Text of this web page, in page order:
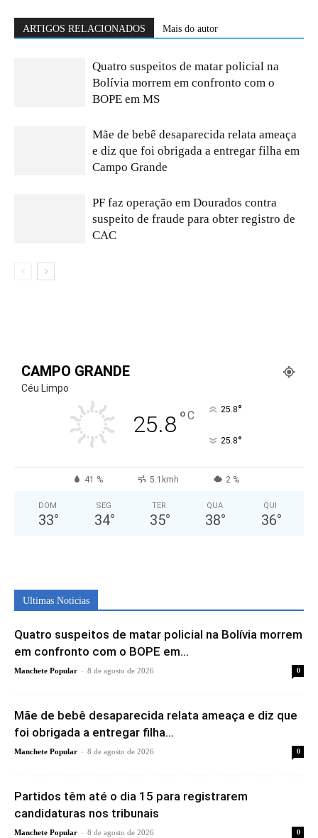
ARTIGOS RELACIONADOS Mais do autor
Quatro suspeitos de matar policial na
Bolívia morrem em confronto com o
BOPE em MS
Mãe de bebê desaparecida relata ameaça
e diz que foi obrigada a entregar filha em
Campo Grande
PF faz operação em Dourados contra
suspeito de fraude para obter registro de
CAC
CAMPO GRANDE
Céu Limpo
25.8°C 25.8°
25.8°
41 % 5.1kmh 2 %
DOM
33°
SEG
34°
TER
35°
QUA
38°
QUI
36°
Ultimas Noticias
Quatro suspeitos de matar policial na Bolívia morrem
em confronto com o BOPE em...
Manchete Popular - 8 de agosto de 2026 0
Mãe de bebê desaparecida relata ameaça e diz que
foi obrigada a entregar filha...
Manchete Popular - 8 de agosto de 2026 0
Partidos têm até o dia 15 para registrarem
candidaturas nos tribunais
Manchete Popular - 8 de agosto de 2026 0